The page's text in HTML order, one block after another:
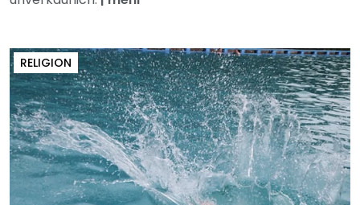
RELIGION